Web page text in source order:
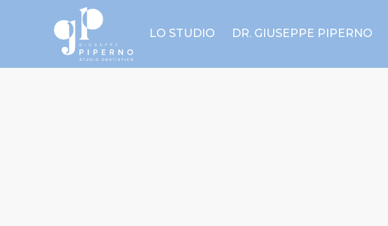
LO STUDIO DR. GIUSEPPE PIPERNO